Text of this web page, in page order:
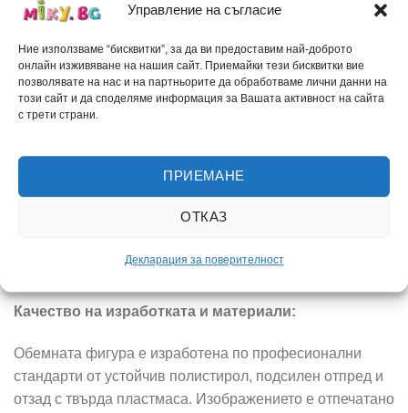
Управление на съгласие
Ние използваме “бисквитки”, за да ви предоставим най-доброто
онлайн изживяване на нашия сайт. Приемайки тези бисквитки вие
позволявате на нас и на партньорите да обработваме лични данни на
този сайт и да споделяме информация за Вашата активност на сайта
с трети страни.
ПРИЕМАНЕ
ОТКАЗ
Декларация за поверителност
декориране на фоайета, класни стаи и зали за
Тематични детски партита и рождени дни:
Създайте забавен фолклорен кът, който ще очарова
малките гости.
план за детски снимки, училищни пиеси и театрални
Търговски и детски центрове:
уютна семейна среда.
Качество на изработката и материали:
Обемната фигура е изработена по професионални
стандарти от устойчив полистирол, подсилен отпред и
отзад с твърда пластмаса. Изображението е отпечатано